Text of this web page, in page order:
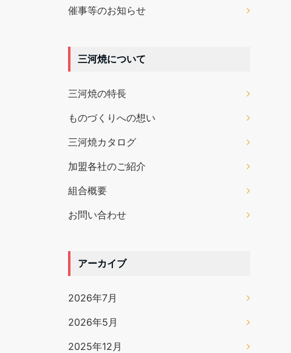
催事等のお知らせ
三河焼について
三河焼の特長
ものづくりへの想い
三河焼カタログ
加盟各社のご紹介
組合概要
お問い合わせ
アーカイブ
2026年7月
2026年5月
2025年12月